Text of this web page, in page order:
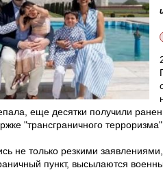
еще десятки получили
"трансграничного
не только резкими
пункт, высылаются